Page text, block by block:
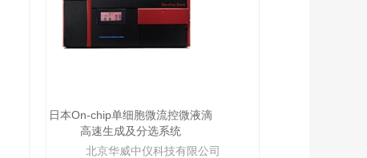
日本On-chip单细胞微流控微液滴
高速生成及分选系统
北京华威中仪科技有限公司